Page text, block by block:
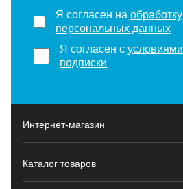
Я согласен на обработку
персональных данных
Я согласен сусловиями
подписки
Интернет-магазин
Каталог товаров